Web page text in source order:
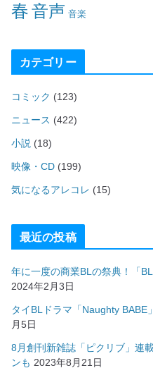
春音声 音楽
カテゴリー
コミック (123)
ニュース (422)
小説 (18)
映像・CD (199)
気になるアレコレ (15)
最近の投稿
年に一度の商業BLの祭典！「
2024年2月3日
タイBLドラマ「Naughty BABE
月5日
8月創刊新雑誌「ピクリブ」連
ンも 2023年8月21日